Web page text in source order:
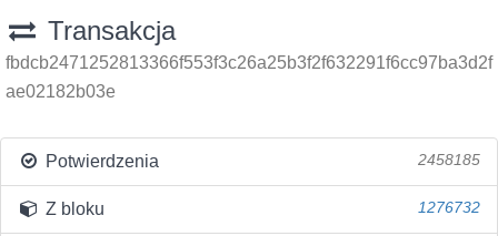
Transakcja
fbdcb2471252813366f553f3c26a25b3f2f632291f6cc97ba3d2f
ae02182b03e
Potwierdzenia 2458185
Z bloku 1276732